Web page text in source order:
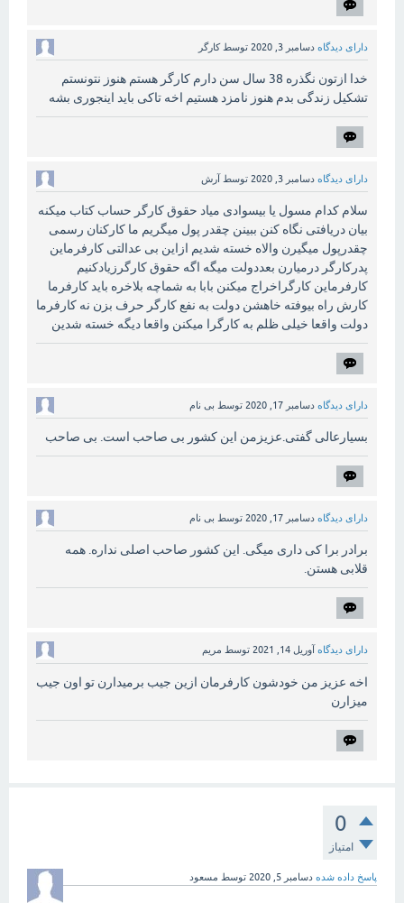
دارای دیدگاه دسامبر 3, 2020 توسطکارگر
خدا ازتون نگذره 38 سال سن دارم کارگر هستم هنوز نتونستم
تشکیل زندگی بدم هنوز نامزد هستیم اخه تاکی باید اینجوری بشه
دارای دیدگاه دسامبر 3, 2020 توسط آرش
سلام کدام مسول یا بیسوادی میاد حقوق کارگر حساب کتاب میکنه
بیان دریافتی نگاه کنن ببینن چقدر پول میگریم ما کارکنان رسمی
چقدرپول میگیرن والاه خسته شدیم ازاین بی عدالتی کارفرماین
پدرکارگر درمیارن بعددولت میگه اگه حقوق کارگرزیادکنیم
کارفرماین کارگراخراج میکنن بابا به شماچه بلاخره باید کارفرما
کارش راه بیوفته خاهشن دولت به نفع کارگر حرف بزن نه کارفرما
دولت واقعا خیلی ظلم به کارگرا میکنن واقعا دیگه خسته شدین
دارای دیدگاه دسامبر 17, 2020 توسط بی نام
بسیارعالی گفتی.عزیزمن این کشور بی صاحب است. بی صاحب
دارای دیدگاه دسامبر 17, 2020 توسط بی نام
برادر برا کی داری میگی. این کشور صاحب اصلی نداره. همه
قلابی هستن.
دارای دیدگاه آوریل 14, 2021 توسط مریم
اخه عزیز من خودشون کارفرمان ازین جیب برمیدارن تو اون جیب
میزارن
0
امتیاز
پاسخ داده شده دسامبر 5, 2020 توسط مسعود